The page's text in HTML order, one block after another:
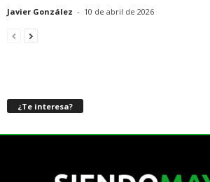
Javier González - 10 de abril de 2026
¿Te interesa?